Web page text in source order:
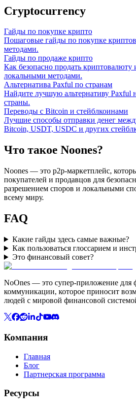
Cryptocurrency
Гайды по покупке крипто
Пошаговые гайды по покупке
методами.
Гайды по продаже крипто
Как безопасно продать криптовалюту
локальными методами.
Альтернатива Paxful по странам
Найдите лучшую альтернативу Paxful
страны.
Переводы с Bitcoin и стейблкоинами
Лучшие способы отправки денег
Bitcoin, USDT, USDC и других
Что такое Noones?
Noones — это p2p-маркетплейс,
покупателей и продавцов для
разрешением споров и локальными
всему миру.
FAQ
Какие гайды здесь самые важные?
Как пользоваться глоссарием и
Это финансовый совет?
NoOnes — это супер-приложение для
коммуникации, которое приносит
людей с мировой финансовой
Компания
Главная
Блог
Партнерская программа
Ресурсы